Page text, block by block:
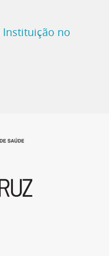
Instituição no